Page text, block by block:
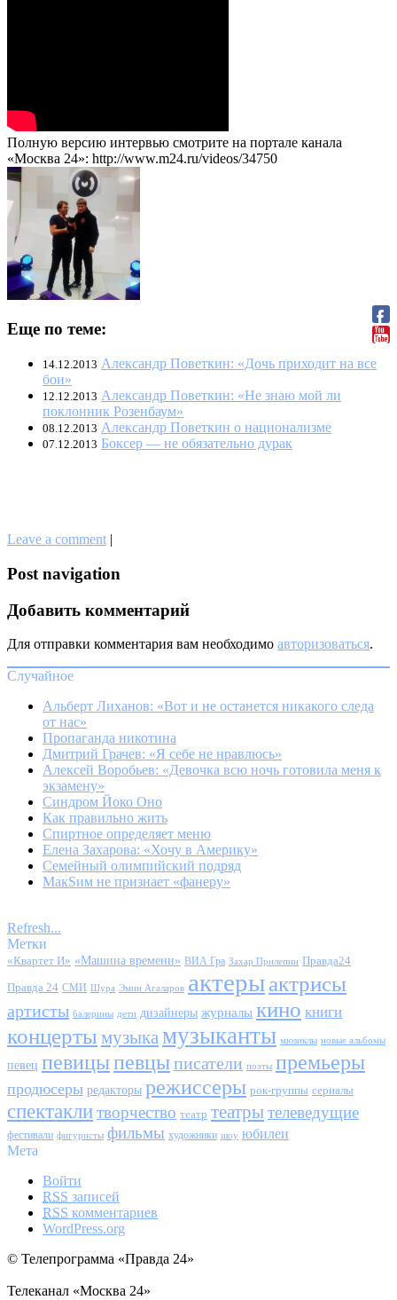
Полную версию интервью смотрите на портале канала
«Москва 24»: http://www.m24.ru/videos/34750
Еще по теме:
14.12.2013 Александр Поветкин: «Дочь приходит на все
бои»
12.12.2013 Александр Поветкин: «Не знаю мой ли
поклонник Розенбаум»
08.12.2013 Александр Поветкин о национализме
07.12.2013 Боксер — не обязательно дурак
Leave a comment |
Post navigation
Добавить комментарий
Для отправки комментария вам необходимо авторизоваться.
Случайное
Альберт Лиханов: «Вот и не останется никакого следа
от нас»
Пропаганда никотина
Дмитрий Грачев: «Я себе не нравлюсь»
Алексей Воробьев: «Девочка всю ночь готовила меня к
экзамену»
Синдром Йоко Оно
Как правильно жить
Спиртное определяет меню
Елена Захарова: «Хочу в Америку»
Семейный олимпийский подряд
МакSим не признает «фанеру»
Refresh...
Метки
«Квартет И» «Машина времени» ВИА Гра Захар Прилепин Правда24
Правда 24 СМИ Шура Эмин Агаларов актерыактрисы
артисты балерины дети дизайнеры журналы кино книги
концерты музыкамузыканты мюзиклы новые альбомы
певец певицыпевцыписатели поэты премьеры
продюсеры редакторы режиссеры рок-группы сериалы
спектаклитворчество театр театрытелеведущие
фестивали фигуристы фильмы художники шоу юбилеи
Мета
Войти
RSS записей
RSS комментариев
WordPress.org
© Телепрограмма «Правда 24»
Телеканал «Москва 24»